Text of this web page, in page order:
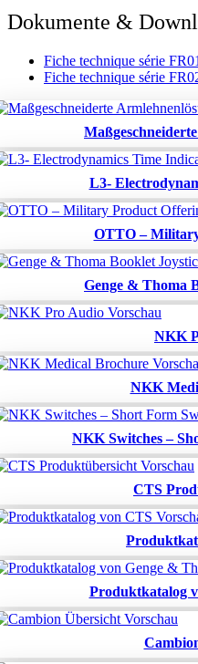
Dokumente &
Fiche technique série FR01
Fiche technique série
L3-
OTTO –
Genge & Thoma
NKK
NKK
NKK Switches –
CTS
Produktkatalog